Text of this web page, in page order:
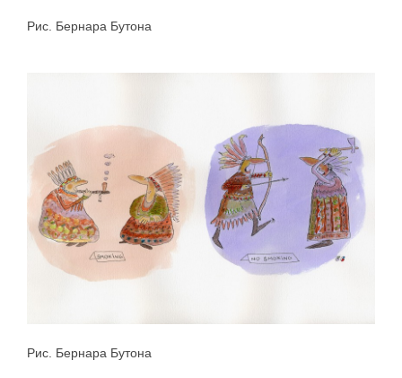
Рис. Бернара Бутона
Рис. Бернара Бутона